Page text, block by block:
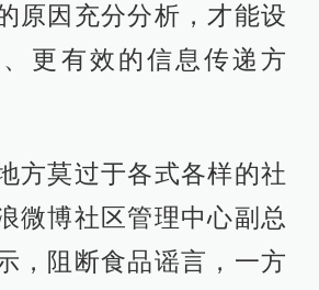
原因充分分析，才能设
更有效的信息传递方
方莫过于各式各样的社
微博社区管理中心副总
，阻断食品谣言，一方